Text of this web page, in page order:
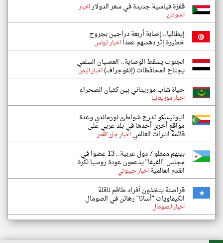
قفزة قياسية جديدة في سعر الدولاراخبار
السودان
إيطاليا.. إصابة أربعة دراجين بجروح
خطيرة إثر دهسهم عمدااخبار تونس
الجنوب يسقط الوصاية.. العصيان السلمي
يجتاح المحافظات (إنفوجراف)اخبار اليمن
حياة شاب موريتاني بين كثبان الصحراء
اخبار موريتانيا
اليونيسكو تدرج شواطئ نورماندي وعدة
مواقع أخرى أحدها في بلد عربي على
قائمة التراث العالمياخبار جزر القمر
بينهم ممثلو 7 دول عربية.. 13 عضوا في
مجلس "الفيفا" يدعمون عودة روسيا لكرة
القدم العالميةاخبار جيبوتي
قراصنة يتخذون أفراد طاقم ناقلة
الكيماويات "أسانا" رهائن في الصومال
اخبار الصومال